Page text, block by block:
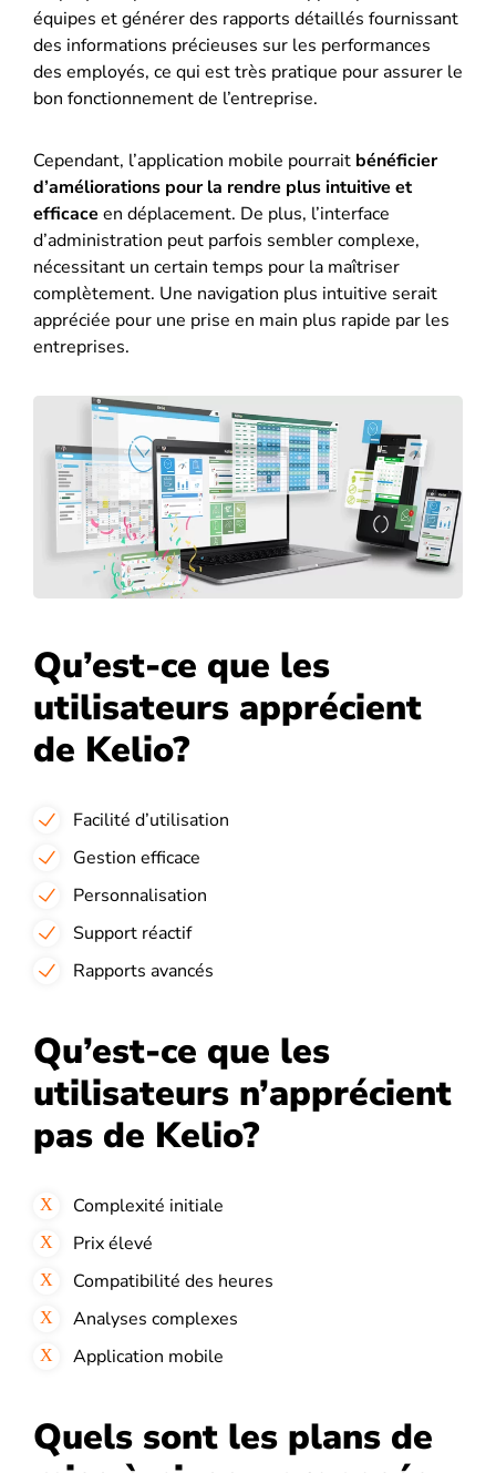
équipes et générer des rapports détaillés fournissant
des informations précieuses sur les performances
des employés, ce qui est très pratique pour assurer le
bon fonctionnement de l’entreprise.
Cependant, l’application mobile pourrait bénéficier
d’améliorations pour la rendre plus intuitive et
efficace en déplacement. De plus, l’interface
d’administration peut parfois sembler complexe,
nécessitant un certain temps pour la maîtriser
complètement. Une navigation plus intuitive serait
appréciée pour une prise en main plus rapide par les
entreprises.
Qu’est-ce que les
utilisateurs apprécient
de Kelio?
Facilité d’utilisation
Gestion efficace
Personnalisation
Support réactif
Rapports avancés
Qu’est-ce que les
utilisateurs n’apprécient
pas de Kelio?
Complexité initiale
Prix élevé
Compatibilité des heures
Analyses complexes
Application mobile​​
Quels sont les plans de